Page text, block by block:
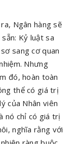
Ngân hàng sẽ
Kỷ luật sa
sang cơ quan
Nhưng
đó, hoàn toàn
thể có giá trị
của Nhân viên
nó chỉ có giá trị
nghĩa rằng với